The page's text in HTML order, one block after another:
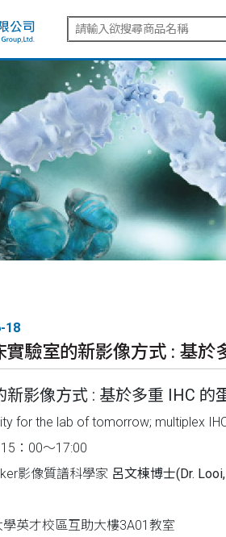
18
實驗室的新影像方式 : 基
新影像方式 : 基於多重 IHC
for the lab of tomorrow; multiplex
：00～17:00
影像質譜科學家 呂文棟博士(Dr.
學英才校區互助大樓3A01教室